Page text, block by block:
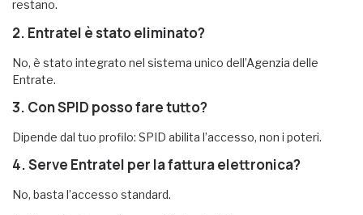
restano.
2. Entratel è stato eliminato?
No, è stato integrato nel sistema unico dell’Agenzia delle
Entrate.
3. Con SPID posso fare tutto?
Dipende dal tuo profilo: SPID abilita l’accesso, non i poteri.
4. Serve Entratel per la fattura elettronica?
No, basta l’accesso standard.